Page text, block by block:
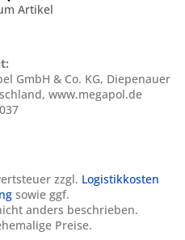
Artikel
GmbH & Co. KG, Diepenauer
www.megapol.de
zzgl. Logistikkosten
sowie ggf.
anders beschrieben.
Preise.